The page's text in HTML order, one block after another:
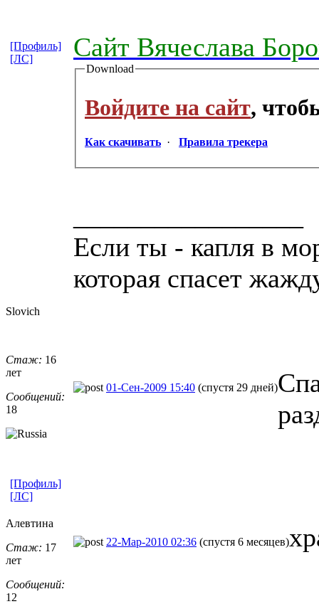
Сайт Вячеслава
Download
Войдите на сайт,
Как скачивать · Правила трекера
Если ты - капля в
которая спасет
[Профиль]
[ЛС]
Slovich
Стаж: 16
лет
Сообщений:
18
01-Сен-2009 15:40 (спустя 29 дней)
[Профиль]
[ЛС]
Алевтина
Стаж: 17
лет
Сообщений:
12
22-Мар-2010 02:36 (спустя 6 месяцев)